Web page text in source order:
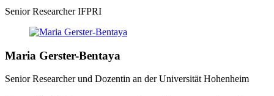
Senior Researcher IFPRI
Maria Gerster-Bentaya
Senior Researcher und Dozentin an der Universität Hohenheim